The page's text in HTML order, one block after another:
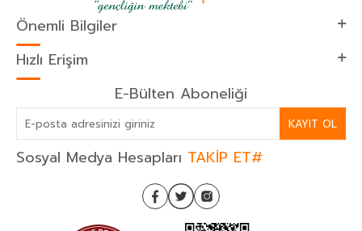
Önemli Bilgiler
Hızlı Erişim
E-Bülten Aboneliği
KAYIT OL
Sosyal Medya Hesapları TAKİP ET#